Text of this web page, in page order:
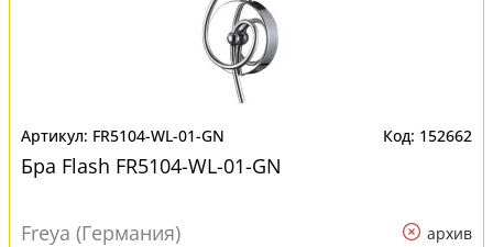
FR5104-WL-01-GN 152662
Бра Flash FR5104-WL-01-GN
Freya (Германия) архив